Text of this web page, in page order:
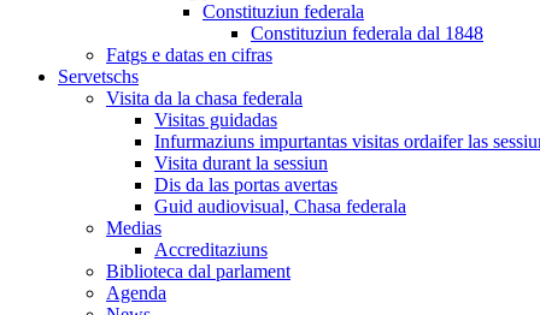
Constituziun federala
Constituziun federala dal 1848
Fatgs e datas en cifras
Servetschs
Visita da la chasa federala
Visitas guidadas
Infurmaziuns impurtantas visitas ordaifer las
Visita durant la sessiun
Dis da las portas avertas
Guid audiovisual, Chasa federala
Medias
Accreditaziuns
Biblioteca dal parlament
Agenda